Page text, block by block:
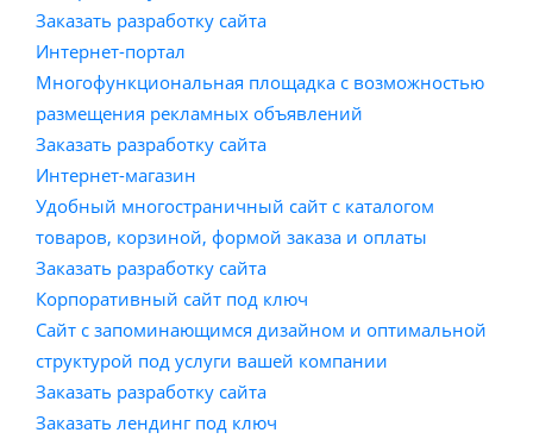
Заказать разработку сайта
Интернет-портал
Многофункциональная площадка с возможностью
размещения рекламных объявлений
Заказать разработку сайта
Интернет-магазин
Удобный многостраничный сайт с каталогом
товаров, корзиной, формой заказа и оплаты
Заказать разработку сайта
Корпоративный сайт под ключ
Сайт с запоминающимся дизайном и оптимальной
структурой под услуги вашей компании
Заказать разработку сайта
Заказать лендинг под ключ